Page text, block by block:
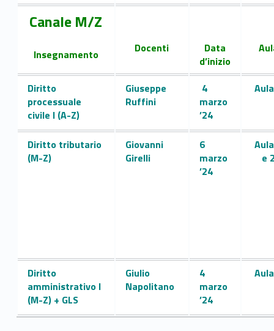
r
o
l
a
M
a
Canale M/Z
Insegnamento Docenti
Data
d’inizio
Diritto
processuale
civile I (A-Z)
Link identifier #identifier__175441-4
Giuseppe
Ruffini
4
marzo
’24
Diritto tributario
(M-Z)
Link identifier #identifier__79660-5
Giovanni
Girelli
6
marzo
’24
e
Diritto
amministrativo I
(M-Z) + GLS
Link identifier #identifier__122528-6
Giulio
Napolitano
4
marzo
’24